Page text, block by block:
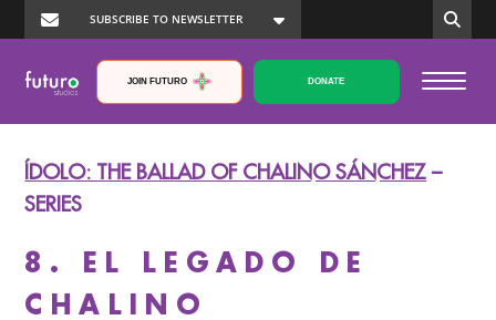
JOIN FUTURO DONATE
ÍDOLO: THE BALLAD OF CHALINO SÁNCHEZ –
SERIES
8. EL LEGADO DE
CHALINO